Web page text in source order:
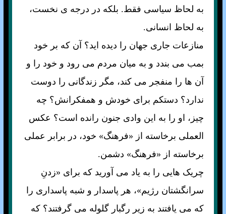
به لحاظ سياسی فقط. بلکه در درجه ی نخست،
به لحاظ انسانی.
منازعات جاری جهان را ديده ايد؟ آن که بر خود
بمب می بندد و به ميان مردم می رود و خود را و
آن ها را منفجر می کند، مگر زندگانی را دوست
ندارد؟ دستکم برای خودش و همفکرانش؟ چه
چيز، او را به اين وادی جنون رانده است؟ عکس
العملی برخاسته از «فرهنگ» خود، در برابر عملی
برخاسته از «فرهنگ» دشمن.
چريک هايی را به ياد می آوريد که برای «زدنِ
سرانگشتان رژيم»، هر پاسدار و شبه پاسداری را
که می يافتند به زير رگبار گلوله می گرفتند؟ که